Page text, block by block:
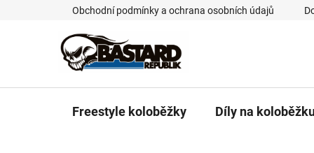
Obchodní podmínky a ochrana osobních údajů
Freestyle koloběžky Díly na